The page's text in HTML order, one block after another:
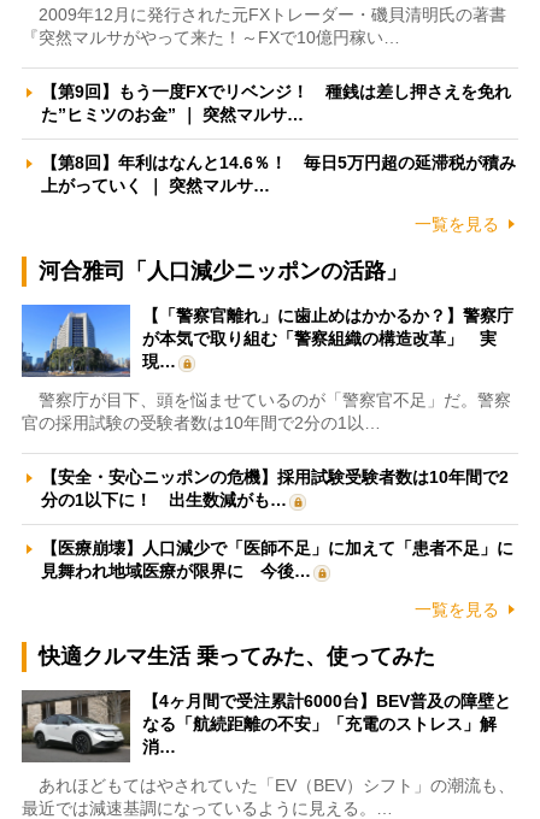
2009年12月に発行された元FXトレーダー・磯貝清明氏の著書
『突然マルサがやって来た！～FXで10億円稼い…
【第9回】もう一度FXでリベンジ！ 種銭は差し押さえを免れ
た”ヒミツのお金” ｜ 突然マルサ…
【第8回】年利はなんと14.6％！ 毎日5万円超の延滞税が積み
上がっていく ｜ 突然マルサ…
一覧を見る
河合雅司「人口減少ニッポンの活路」
【「警察官離れ」に歯止めはかかるか？】警察庁
が本気で取り組む「警察組織の構造改革」 実
現…
警察庁が目下、頭を悩ませているのが「警察官不足」だ。警察
官の採用試験の受験者数は10年間で2分の1以…
【安全・安心ニッポンの危機】採用試験受験者数は10年間で2
分の1以下に！ 出生数減がも…
【医療崩壊】人口減少で「医師不足」に加えて「患者不足」に
見舞われ地域医療が限界に 今後…
一覧を見る
快適クルマ生活 乗ってみた、使ってみた
【4ヶ月間で受注累計6000台】BEV普及の障壁と
なる「航続距離の不安」「充電のストレス」解
消…
あれほどもてはやされていた「EV（BEV）シフト」の潮流も、
最近では減速基調になっているように見える。…